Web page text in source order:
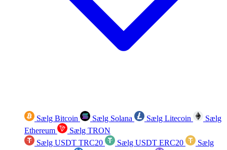
Sælg Bitcoin Sælg Solana Sælg Litecoin
Sælg
Ethereum
Sælg TRON
Sælg USDT TRC20
Sælg USDT ERC20
Sælg